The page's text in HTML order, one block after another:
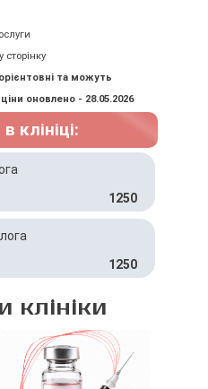
сторінку
та можуть
оновлено - 28.05.2026
клініці:
1250
1250
клініки